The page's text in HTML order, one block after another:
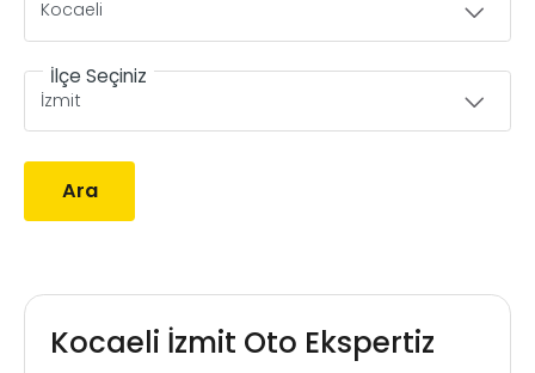
İlçe Seçiniz
Ara
Kocaeli İzmit Oto Ekspertiz